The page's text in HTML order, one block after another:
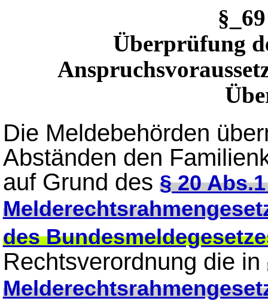
Überprüfung
Die Meldebehörden
Abständen den
auf Grund des § 20
des
Rechtsverordnung die in